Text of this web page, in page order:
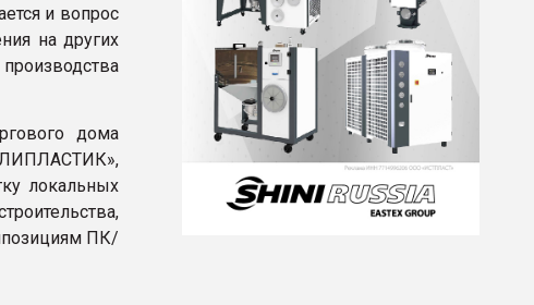
и вопрос
на других
дома
локальных
ПК/